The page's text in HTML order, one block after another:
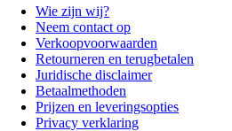
Wie zijn wij?
Neem contact op
Verkoopvoorwaarden
Retourneren en terugbetalen
Juridische disclaimer
Betaalmethoden
Prijzen en leveringsopties
Privacy verklaring